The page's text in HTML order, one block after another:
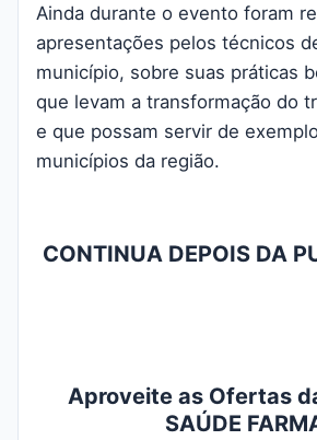
Ainda durante o evento foram
apresentações pelos técnicos
município, sobre suas práticas
que levam a transformação do
e que possam servir de
municípios da região.
CONTINUA DEPOIS DA
Aproveite as Ofertas
SAÚDE